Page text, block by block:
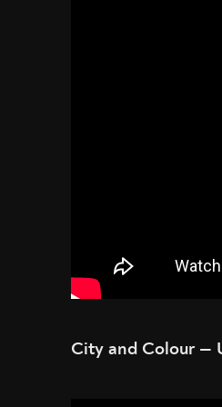
City and Colour —